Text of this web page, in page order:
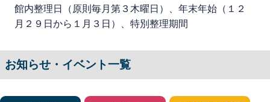
館内整理日（原則毎月第３木曜日）、年末年始（１２
月２９日から１月３日）、特別整理期間
お知らせ・イベント一覧